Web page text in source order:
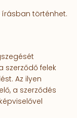
történhet.
szerződő felek
Az ilyen
a szer­ződés